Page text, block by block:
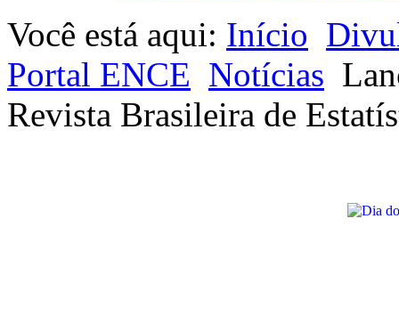
Você está aqui: Início
Portal ENCE Notícias
Revista Brasileira de